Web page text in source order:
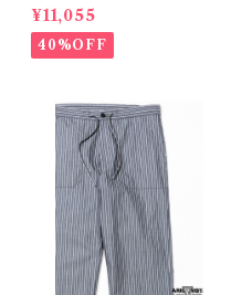
¥11,055
40%OFF